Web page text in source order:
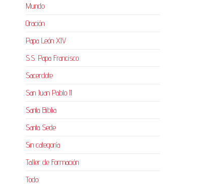
Mundo
Oración
Papa León XIV
S.S. Papa Francisco
Sacerdote
San Juan Pablo II
Santa Biblia
Santa Sede
Sin categoría
Taller de Formación
Todo